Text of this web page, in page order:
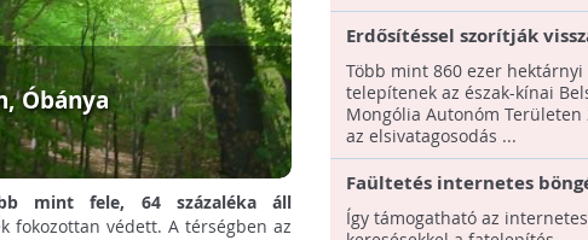
Óbánya
mint fele, 64 százaléka áll
fokozottan védett. A térségben az
Erdősítéssel szorítják
elsivatagodást Észak-
Több mint 860 ezer
telepítenek az észak-kínai
Mongólia Autonóm Területen
az elsivatagosodás ...
Faültetés internetes
Így támogatható az internetes